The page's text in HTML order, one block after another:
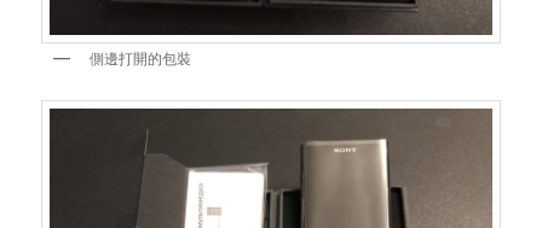
側邊打開的包裝